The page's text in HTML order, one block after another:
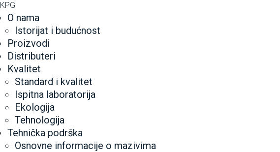
KPG
O nama
Istorijat i budućnost
Proizvodi
Distributeri
Kvalitet
Standard i kvalitet
Ispitna laboratorija
Ekologija
Tehnologija
Tehnička podrška
Osnovne informacije o mazivima